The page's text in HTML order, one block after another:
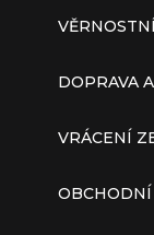
DOPRAVA
VRÁCENÍ